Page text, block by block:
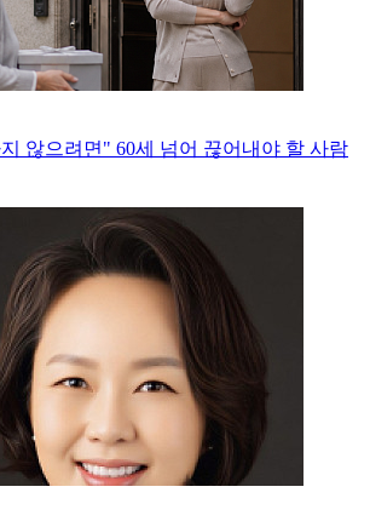
않으려면" 60세 넘어 끊어내야 할 사람